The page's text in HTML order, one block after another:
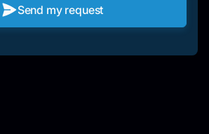
Send my request